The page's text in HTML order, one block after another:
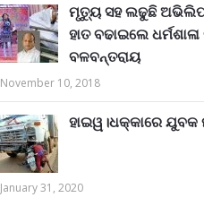
ମୃତ୍ୟୁ ସହ ଲଢୁଛି
ହାତ ବଢାଇଲେ
ବଳବନ୍ତରାୟ
November 10, 2018
ହାଇୱ।ଧକ୍କାରେ ଯୁବକ
January 31, 2020